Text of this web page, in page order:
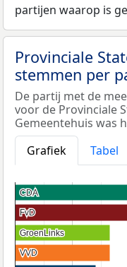
partijen waarop is
Provinciale
stemmen per
De partij met de
voor de Provinciale
Gemeentehuis was
Grafiek
Tabel
CDA
CDA
FvD
FvD
GroenLinks
GroenLinks
VVD
VVD